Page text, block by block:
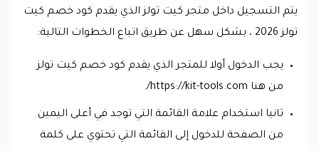
يتم التسجيل داخل متجر كيت تولز الذي يقدم كود خصم كيت
تولز 2026 ، بشكل سهل عن طريق اتباع الخطوات التالية:
يجب الدخول أولا للمتجر الذي يقدم كود خصم كيت تولز
من هنا https://kit-tools.com/.
ثانيا استخدام علامة القائمة التي توجد في أعلى اليمين
من الصفحة للدخول إلى القائمة التي تحتوي على كلمة